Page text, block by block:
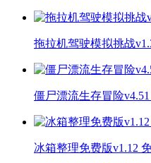
拖拉机驾驶模拟挑战
僵尸漂流生存冒险
冰箱整理免费版v1.12